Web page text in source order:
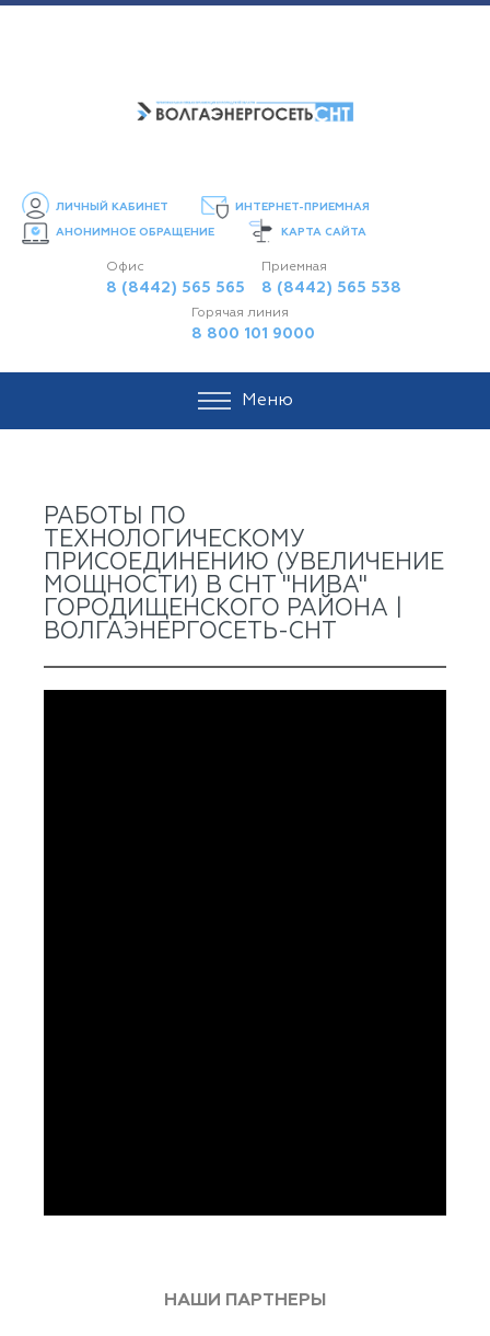
ЛИЧНЫЙ КАБИНЕТ ИНТЕРНЕТ-ПРИЕМНАЯ
АНОНИМНОЕ ОБРАЩЕНИЕ КАРТА САЙТА
Офис
8 (8442) 565 565
Приемная
8 (8442) 565 538
Горячая линия
8 800 101 9000
Меню
РАБОТЫ ПО
ТЕХНОЛОГИЧЕСКОМУ
ПРИСОЕДИНЕНИЮ (УВЕЛИЧЕНИЕ
МОЩНОСТИ) В СНТ "НИВА"
ГОРОДИЩЕНСКОГО РАЙОНА |
ВОЛГАЭНЕРГОСЕТЬ-СНТ
НАШИ ПАРТНЕРЫ